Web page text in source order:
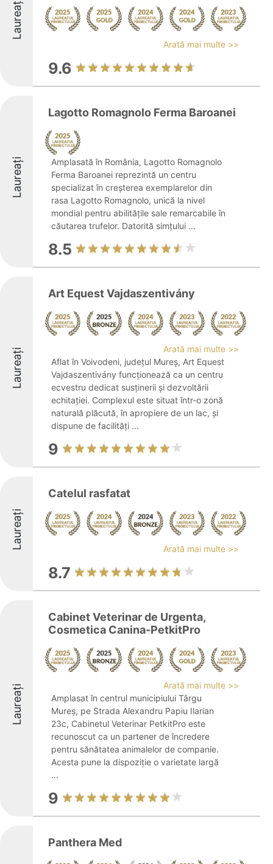
Laureați
Arată mai multe >>
9.6
Laureați
Lagotto Romagnolo Ferma Baroanei
Amplasată în România, Lagotto Romagnolo
Ferma Baroanei reprezintă un centru
specializat în creșterea exemplarelor din
rasa Lagotto Romagnolo, unică la nivel
mondial pentru abilitățile sale remarcabile în
căutarea trufelor. Datorită simțului ...
8.5
Laureați
Art Equest Vajdaszentivány
Arată mai multe >>
Aflat în Voivodeni, județul Mureș, Art Equest
Vajdaszentivány funcționează ca un centru
ecvestru dedicat susținerii și dezvoltării
echitației. Complexul este situat într-o zonă
naturală plăcută, în apropiere de un lac, și
dispune de facilități ...
9
Laureați
Catelul rasfatat
Arată mai multe >>
8.7
Laureați
Cabinet Veterinar de Urgenta,
Cosmetica Canina-PetkitPro
Arată mai multe >>
Amplasat în centrul municipiului Târgu
Mureș, pe Strada Alexandru Papiu Ilarian
23c, Cabinetul Veterinar PetkitPro este
recunoscut ca un partener de încredere
pentru sănătatea animalelor de companie.
Acesta pune la dispoziție o varietate largă
...
9
Panthera Med